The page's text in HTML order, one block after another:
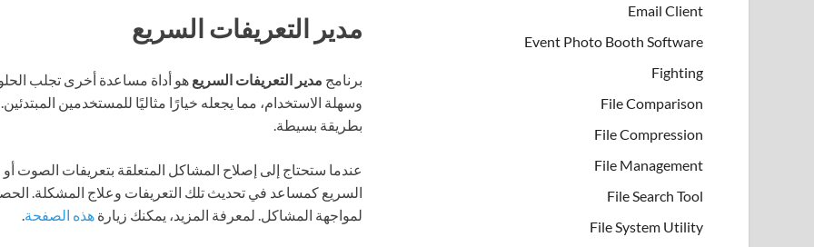
مدير التعريفات السريع
برنامج مدير التعريفات السريع هو أداة مساعدة أخرى تجلب
وسهلة الاستخدام، مما يجعله خيارًا مثاليًا للمستخدمين
بطريقة بسيطة.
عندما ستحتاج إلى إصلاح المشاكل المتعلقة بتعريفات الصوت
السريع كمساعد في تحديث تلك التعريفات وعلاج المشكلة.
لمواجهة المشاكل. لمعرفة المزيد، يمكنك زيارة هذه الصفحة
Email Client
Event Photo Booth Software
Fighting
File Comparison
File Compression
File Management
File Search Tool
File System Utility